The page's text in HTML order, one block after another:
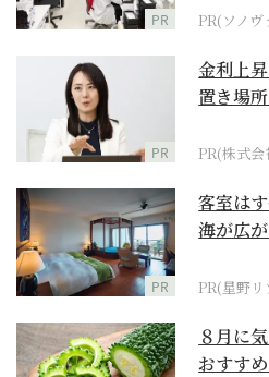
PR PR(ソノ
PR
金利上
置き場
PR(株式
PR
客室は
海が広
PR(星野
８月に
おすす